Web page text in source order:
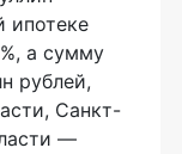
ипотеке
а сумму
рублей,
Санкт-
—